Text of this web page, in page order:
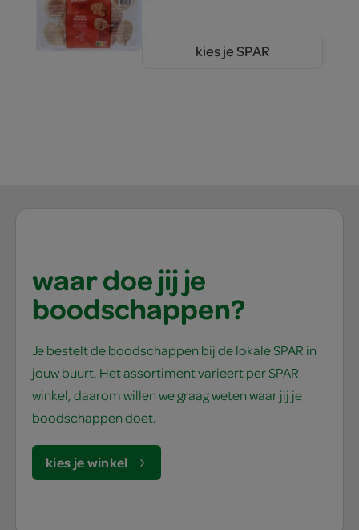
kies je SPAR
waar doe jij je
boodschappen?
Je bestelt de boodschappen bij de lokale SPAR in
jouw buurt. Het assortiment varieert per SPAR
winkel, daarom willen we graag weten waar jij je
boodschappen doet.
kies je winkel